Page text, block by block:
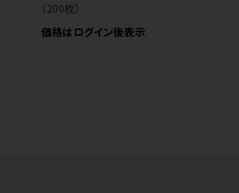
（200枚）
価格はログイン後表示